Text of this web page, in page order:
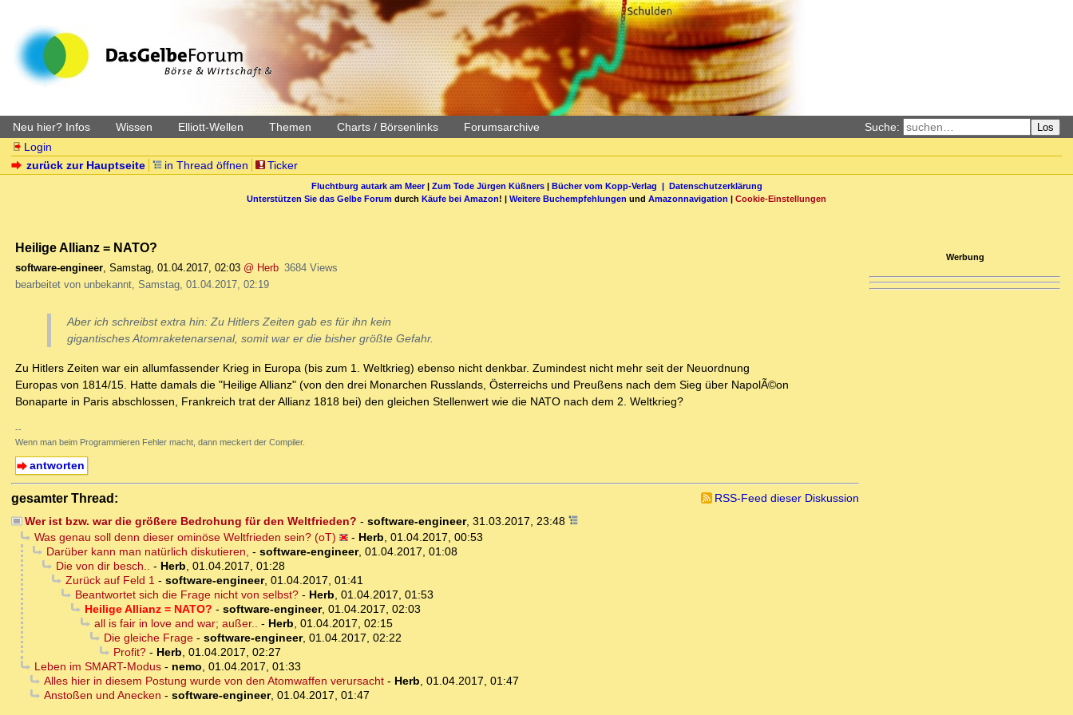
Neu hier? Infos Wissen Elliott-Wellen Themen Charts / Börsenlinks Forumsarchive Suche: Los
Login
zurück zur Hauptseite
in Thread öffnen Ticker
Fluchtburg autark am Meer| Zum Tode Jürgen Küßners| Bücher vom Kopp-Verlag | Datenschutzerklärung
Unterstützen Sie das Gelbe Forum durch Käufe bei Amazon! | Weitere Buchempfehlungen und Amazonnavigation | Cookie-Einstellungen
Heilige Allianz = NATO?
software-engineer, Samstag, 01.04.2017, 02:03 @ Herb 3684 Views
bearbeitet von unbekannt, Samstag, 01.04.2017, 02:19
Aber ich schreibst extra hin: Zu Hitlers Zeiten gab es für ihn kein
gigantisches Atomraketenarsenal, somit war er die bisher größte Gefahr.
Zu Hitlers Zeiten war ein allumfassender Krieg in Europa (bis zum 1. Weltkrieg) ebenso nicht denkbar. Zumindest nicht mehr seit der Neuordnung
Europas von 1814/15. Hatte damals die "Heilige Allianz" (von den drei Monarchen Russlands, Österreichs und Preußens nach dem Sieg über NapolÃ©on
Bonaparte in Paris abschlossen, Frankreich trat der Allianz 1818 bei) den gleichen Stellenwert wie die NATO nach dem 2. Weltkrieg?
--
Wenn man beim Programmieren Fehler macht, dann meckert der Compiler.
antworten
gesamter Thread:
RSS-Feed dieser Diskussion
Wer ist bzw. war die größere Bedrohung für den Weltfrieden? - software-engineer, 31.03.2017, 23:48
Was genau soll denn dieser ominöse Weltfrieden sein? (oT)
- Herb, 01.04.2017, 00:53
Darüber kann man natürlich diskutieren, - software-engineer, 01.04.2017, 01:08
Die von dir besch.. - Herb, 01.04.2017, 01:28
Zurück auf Feld 1- software-engineer, 01.04.2017, 01:41
Beantwortet sich die Frage nicht von selbst?- Herb, 01.04.2017, 01:53
Heilige Allianz = NATO? - software-engineer, 01.04.2017, 02:03
all is fair in love and war; außer.. - Herb, 01.04.2017, 02:15
Die gleiche Frage- software-engineer, 01.04.2017, 02:22
Profit?- Herb, 01.04.2017, 02:27
Leben im SMART-Modus- nemo, 01.04.2017, 01:33
Alles hier in diesem Postung wurde von den Atomwaffen verursacht- Herb, 01.04.2017, 01:47
Anstoßen und Anecken - software-engineer, 01.04.2017, 01:47
Werbung